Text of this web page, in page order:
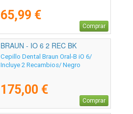
65,99 €
Comprar
BRAUN - IO 6 2 REC BK
Cepillo Dental Braun Oral-B iO 6/
Incluye 2 Recambios/ Negro
175,00 €
Comprar